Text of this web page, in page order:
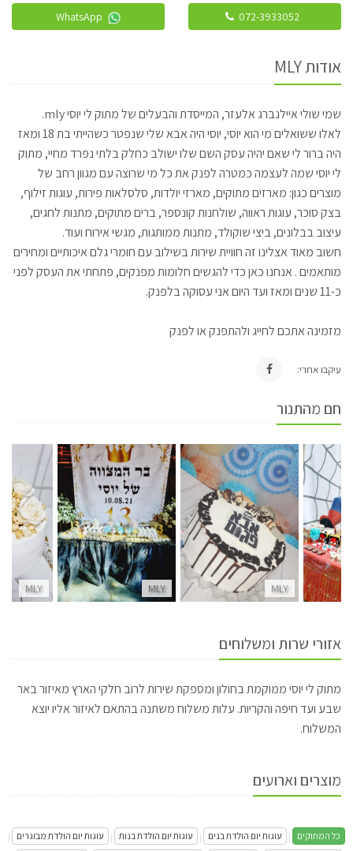
אודות MLY
שמי שולי איילנברג אלעזר, המייסדת והבעלים של מתוק לי יוסי mly.
לאלו ששואלים מי הוא יוסי, יוסי היה אבא שלי שנפטר כשהייתי בת 18 ומאז
היה ברור לי שאם יהיה עסק השם שלו ישולב כחלק בלתי נפרד מחיי, מתוק
לי יוסי שמה לעצמה כמטרה לפנק את כל מי שרוצה עם מגוון רחב של
מוצרים כגון: מארזים מתוקים, מארזי יולדות, סלסלאות פירות, עוגות זילוף,
בצק סוכר, עוגות ראווה, שולחנות קונספר, ברים מתוקים, מתנות לחגים,
עיצוב בבלונים, ביצי שוקולד, מתנות ממותגות, מגשי אירוח ועוד.
חשוב מאוד אצלינו זה חוויית שירות בשילוב עם חומרי גלם איכותיים ומחירים
מותאמים . אנחנו כאן כדי להגשים חלומות מפנקים, פתחתי את העסק לפני
כ-11 שנים ומאז ועד היום אני עסוקה בלפנק.
מזמינה אתכם לחייג ולהתפנק או לפנק
עיקבו אחרי:
חם מהתנור
MLY
MLY
MLY
אזורי שרות ומשלוחים
מתוק לי יוסי ממוקמת בחולון ומספקת שירות לרוב חלקי הארץ מאיזור באר
שבע ועד חיפה והקריות. עלות משלוח משתנה בהתאם לאיזור אליו יוצא
המשלוח.
מוצרים וארועים
כל המתוקים | עוגות יום הולדת בנים | עוגות יום הולדת בנות | עוגות יום הולדת מבוגרים
|